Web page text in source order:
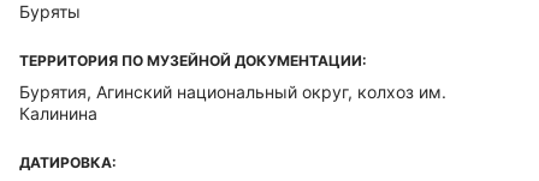
Буряты
ТЕРРИТОРИЯ ПО МУЗЕЙНОЙ ДОКУМЕНТАЦИИ:
Бурятия, Агинский национальный округ, колхоз им.
Калинина
ДАТИРОВКА: